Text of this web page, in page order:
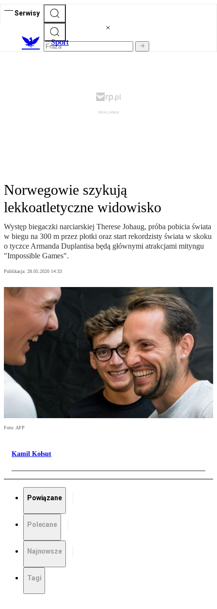
Serwisy
Sport
Norwegowie szykują
lekkoatletyczne widowisko
Występ biegaczki narciarskiej Therese Johaug, próba pobicia świata
w biegu na 300 m przez płotki oraz start rekordzisty świata w skoku
o tyczce Armanda Duplantisa będą głównymi atrakcjami mityngu
"Impossible Games".
Publikacja: 28.05.2020 14:33
Foto: AFP
Kamil Kołsut
Powiązane
Polecane
Najnowsze
Tagi